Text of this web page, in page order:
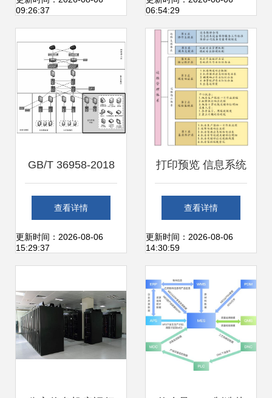
09:26:37
06:54:29
GB/T 36958-2018
信息安全技术 网络
安全等级保护安全
信息系统运行维护
服务
查看详情
更新时间：2026-08-06
15:29:37
打印预览 信息系统
运行维护服务的关
键环节与优化策略
查看详情
更新时间：2026-08-06
14:30:59